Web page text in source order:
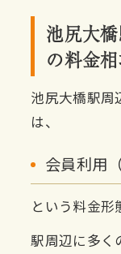
池尻大
の料金
池尻大橋駅周
は、
会員利用
という料金形
駅周辺に多く